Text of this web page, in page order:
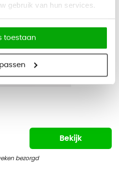
gebruik van hun services.
toestaan
Bekijk
bezorgd